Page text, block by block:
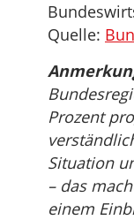
Quelle:
Prozent
Situation
– das
einem